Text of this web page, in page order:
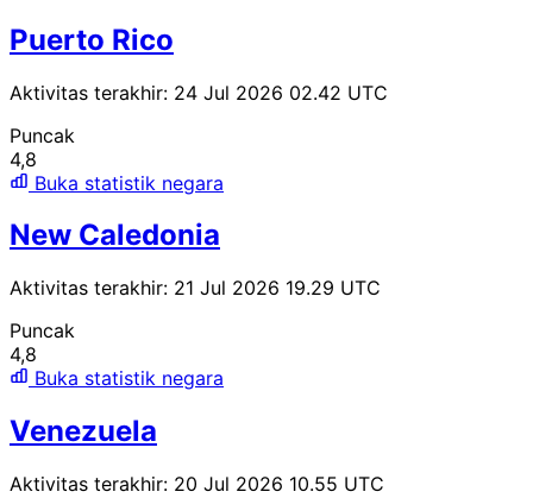
Puerto Rico
Aktivitas terakhir: 24 Jul 2026 02.42 UTC
Puncak
4,8
Buka statistik negara
New Caledonia
Aktivitas terakhir: 21 Jul 2026 19.29 UTC
Puncak
4,8
Buka statistik negara
Venezuela
Aktivitas terakhir: 20 Jul 2026 10.55 UTC